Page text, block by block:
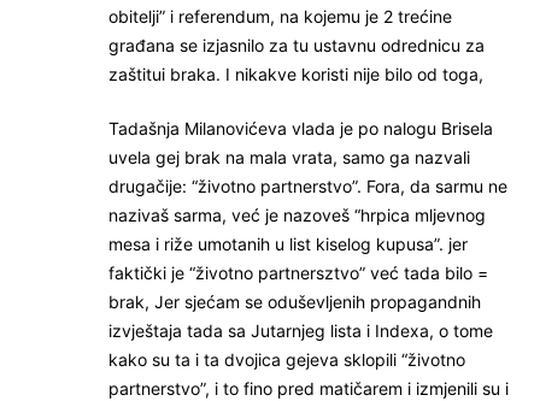
obitelji” i referendum, na kojemu je 2 trećine
građana se izjasnilo za tu ustavnu odrednicu za
zaštitui braka. I nikakve koristi nije bilo od toga,
Tadašnja Milanovićeva vlada je po nalogu Brisela
uvela gej brak na mala vrata, samo ga nazvali
drugačije: “životno partnerstvo”. Fora, da sarmu ne
nazivaš sarma, već je nazoveš “hrpica mljevnog
mesa i riže umotanih u list kiselog kupusa”. jer
faktički je “životno partnersztvo” već tada bilo =
brak, Jer sjećam se oduševljenih propagandnih
izvještaja tada sa Jutarnjeg lista i Indexa, o tome
kako su ta i ta dvojica gejeva sklopili “životno
partnerstvo”, i to fino pred matičarem i izmjenili su i